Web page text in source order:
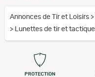
Annonces de Tir et Loisirs >
> Lunettes de tir et
PROTECTION